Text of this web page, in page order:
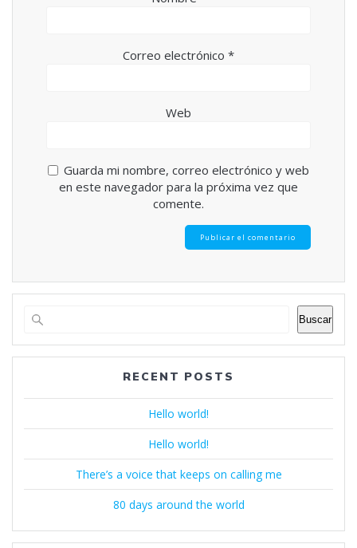
Correo electrónico *
Web
Guarda mi nombre, correo electrónico y web
en este navegador para la próxima vez que
comente.
Buscar
RECENT POSTS
Hello world!
Hello world!
There’s a voice that keeps on calling me
80 days around the world